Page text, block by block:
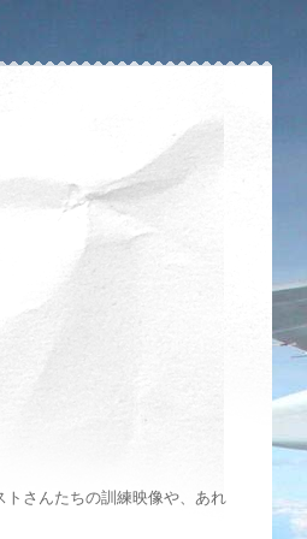
さんたちの訓練映像や、あれ